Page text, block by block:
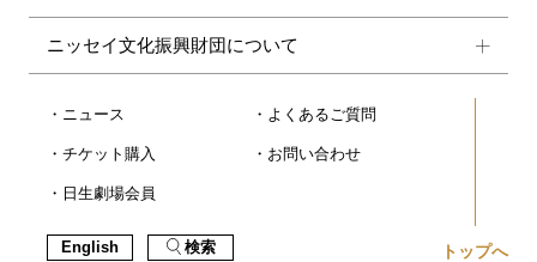
ニッセイ文化振興財団について
ニュース
チケット購入
日生劇場会員
よくあるご質問
お問い合わせ
English 検索 トップへ